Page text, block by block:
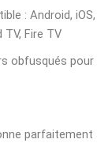
: Android,
TV, Fire TV
obfusqués
parfaitement